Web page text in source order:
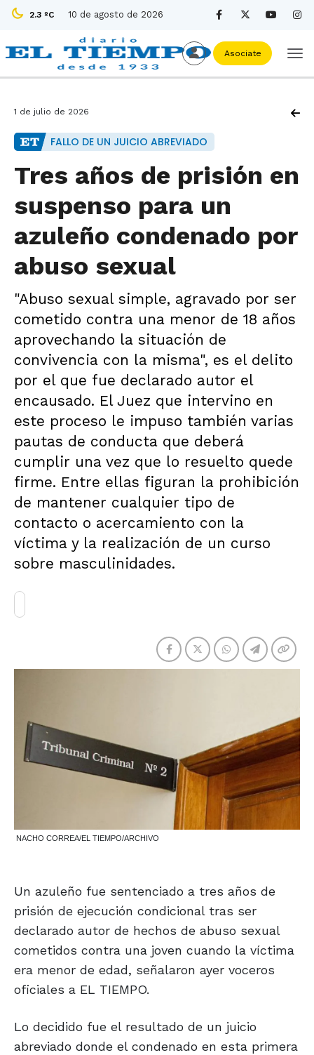
2.3 ºC 10 de agosto de 2026
Asociate
1 de julio de 2026
FALLO DE UN JUICIO ABREVIADO
Tres años de prisión en
suspenso para un
azuleño condenado por
abuso sexual
"Abuso sexual simple, agravado por ser
cometido contra una menor de 18 años
aprovechando la situación de
convivencia con la misma", es el delito
por el que fue declarado autor el
encausado. El Juez que intervino en
este proceso le impuso también varias
pautas de conducta que deberá
cumplir una vez que lo resuelto quede
firme. Entre ellas figuran la prohibición
de mantener cualquier tipo de
contacto o acercamiento con la
víctima y la realización de un curso
sobre masculinidades.
NACHO CORREA/EL TIEMPO/ARCHIVO
Un azuleño fue sentenciado a tres años de
prisión de ejecución condicional tras ser
declarado autor de hechos de abuso sexual
cometidos contra una joven cuando la víctima
era menor de edad, señalaron ayer voceros
oficiales a EL TIEMPO.
Lo decidido fue el resultado de un juicio
abreviado donde el condenado en esta primera